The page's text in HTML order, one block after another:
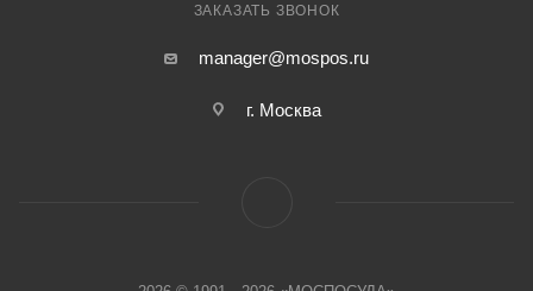
ЗАКАЗАТЬ ЗВОНОК
manager@mospos.ru
г. Москва